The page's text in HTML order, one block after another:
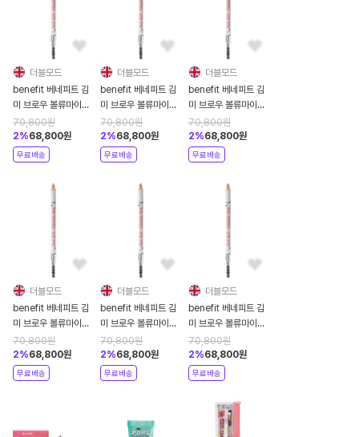
더블모드
benefit 베네피트 김
미 브로우 볼류마이징
파이버 아이브로우 펜
슬 1.19g 3.5 뉴트럴
미디움
70,800원
2%68,800원
무료배송
더블모드
benefit 베네피트 김
미 브로우 볼류마이징
파이버 아이브로우 펜
슬 1.19g 3 웜 라이트
브라운
70,800원
2%68,800원
무료배송
더블모드
benefit 베네피트 김
미 브로우 볼류마이징
파이버 아이브로우 펜
슬 1.19g 2.75 웜 어
번
70,800원
2%68,800원
무료배송
더블모드
benefit 베네피트 김
미 브로우 볼류마이징
파이버 아이브로우 펜
슬 1.19g 2.5 뉴트럴
블론드
70,800원
2%68,800원
무료배송
더블모드
benefit 베네피트 김
미 브로우 볼류마이징
파이버 아이브로우 펜
슬 1.19g 2 웜 골든
70,800원
2%68,800원
무료배송
더블모드
benefit 베네피트 김
미 브로우 볼류마이징
파이버 아이브로우 펜
슬 1.19g 1 쿨 라이트
블론드
70,800원
2%68,800원
무료배송